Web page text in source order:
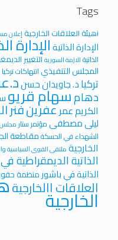
Tags
iهيئة العلاقات الخارجية إعلان
الإدارة الذاتيةالإدارة
الذاتية الازمة السوريةالتغيير
المجلس التنفيذيانتهاكات تركيا
تركياد. جاويدان حسن
دهامسهام قريو
الكريم عمرعفرينفنر
ليلى مصطفىمؤتمر ستار مجلس
الشهداء في الحسكةمقاطعة
الخارجية ملتقى القوى السياسية
الذاتية الديمقراطية
الذاتية في باشور منظمة
العلاقات االخارجية
الخارجية